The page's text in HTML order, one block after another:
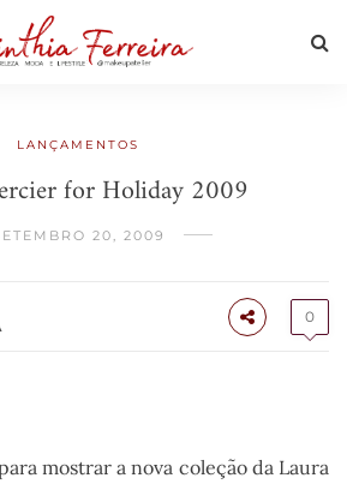
LANÇAMENTOS
for Holiday 2009
20, 2009
0
mostrar a nova coleção da Laura